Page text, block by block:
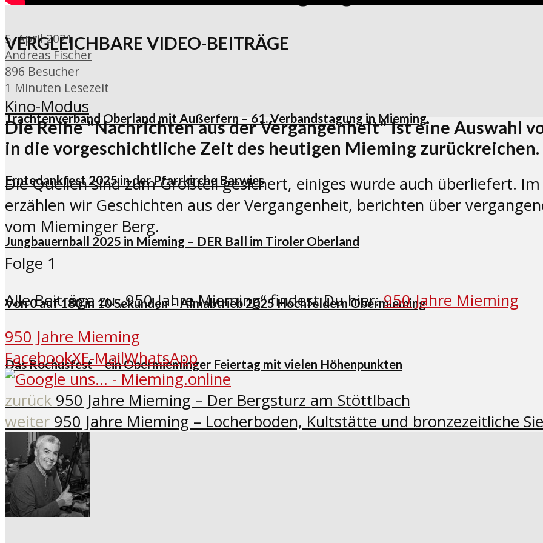
VERGLEICHBARE VIDEO-BEITRÄGE
Trachtenverband Oberland mit Außerfern – 61. Verbandstagung in Mieming
Erntedankfest 2025 in der Pfarrkirche Barwies
Jungbauernball 2025 in Mieming – DER Ball im Tiroler Oberland
Von 0 auf 180 in 10 Sekunden – Almabtrieb 2025 Hochfeldern Obermieming
Das Rochusfest – ein Obermieminger Feiertag mit vielen Höhenpunkten
5. April 2021
Andreas Fischer
896 Besucher
1 Minuten Lesezeit
Kino-Modus
Die Reihe "Nachrichten aus der Vergangenheit" ist eine Auswahl
in die vorgeschichtliche Zeit des heutigen Mieming zurückreichen.
Die Quellen sind zum Großteil gesichert, einiges wurde auch überliefert. Im
erzählen wir Geschichten aus der Vergangenheit, berichten über
vom Mieminger Berg.
Folge 1
Alle Beiträge zu „950 Jahre Mieming“ findest Du hier:950 Jahre Mieming
950 Jahre Mieming
FacebookXE-MailWhatsApp
zurück 950 Jahre Mieming – Der Bergsturz am Stöttlbach
weiter 950 Jahre Mieming – Locherboden, Kultstätte und bronzezeitliche